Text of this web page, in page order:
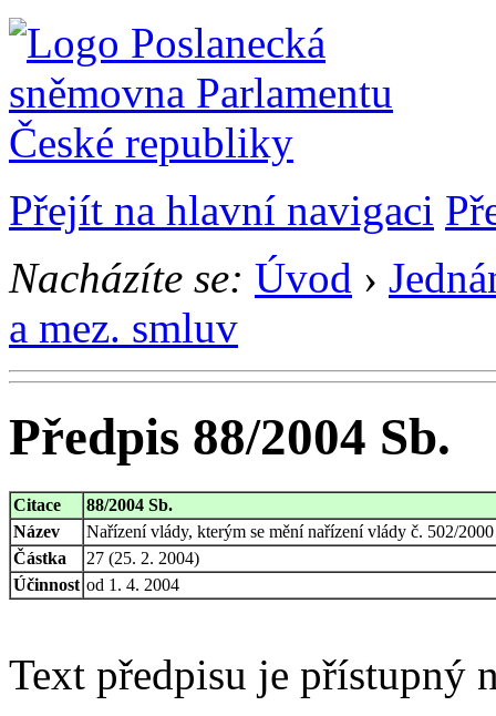
Přejít na hlavní navigaci
Nacházíte se: Úvod ›
a mez. smluv
Předpis 88/2004 Sb.
Citace
88/2004 Sb.
Název
Nařízení vlády, kterým se mění nařízení vlády č. 502/
Částka
27 (25. 2. 2004)
Účinnost od 1. 4. 2004
Text předpisu je přístupný